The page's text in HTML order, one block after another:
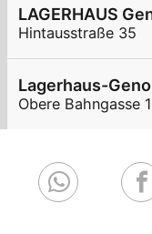
Hintausstraße 35
Lagerhaus-
Obere Bahngasse 1